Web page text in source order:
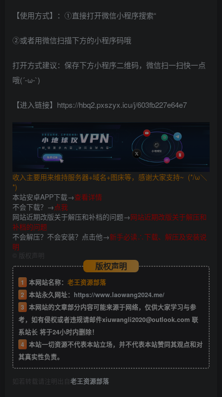
【使用方式】：①直接打开微信小程序搜索“
②或者用微信扫描下方的小程序码哦
打开方式建议：保存下方小程序二维码，微信扫一扫快一点
哦(´-ω-`)
【进入链接】https://hbq2.pxszyx.icu/j/603fb227e64e7
收入主要用来维持服务器+域名+图床等，感谢大家支持~ (*/ω＼
*)
本站安卓APP下载→查看详情
不会下载？→点我
网站近期改版关于解压和补档的问题→网站近期改版关于解压和
补档的问题
不会解压？不会安装？点击他→新手必读∴下载、解压及安装说
明
版权声明
版权声明
1 本网站名称： 老王资源部落
2 本站永久网址： https://www.laowang2024.me/
3 本网站的文章部分内容可能来源于网络，仅供大家学习与参
考，如有侵权或者违规请邮件xiuwangli2020@outlook.com 联
系站长 将于24小时内删除！
4 本站一切资源不代表本站立场，并不代表本站赞同其观点和对
其真实性负责。
如若转载请注明出自老王资源部落